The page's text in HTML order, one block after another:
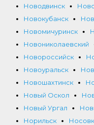
Новодвинск
Новокубанск
Новомичуринск
Новониколаевский
Новороссийск
Новоуральск
Новошахтинск
Новый Оскол
Новый Ургал
Норильск